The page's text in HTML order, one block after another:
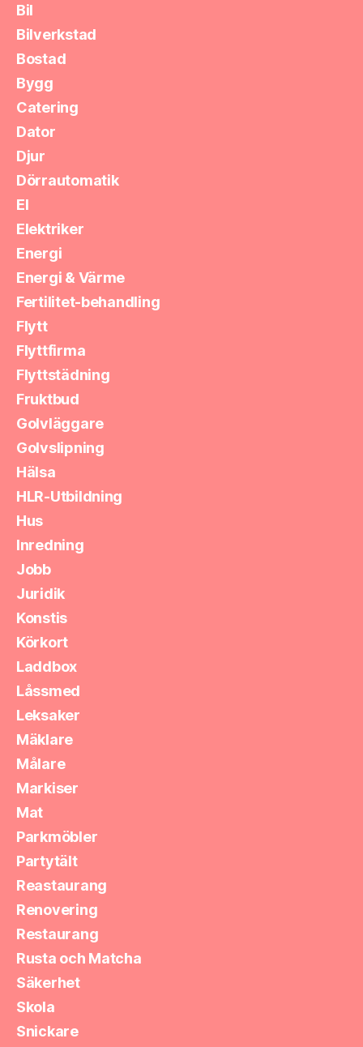
Bil
Bilverkstad
Bostad
Bygg
Catering
Dator
Djur
Dörrautomatik
El
Elektriker
Energi
Energi & Värme
Fertilitet-behandling
Flytt
Flyttfirma
Flyttstädning
Fruktbud
Golvläggare
Golvslipning
Hälsa
HLR-Utbildning
Hus
Inredning
Jobb
Juridik
Konstis
Körkort
Laddbox
Låssmed
Leksaker
Mäklare
Målare
Markiser
Mat
Parkmöbler
Partytält
Reastaurang
Renovering
Restaurang
Rusta och Matcha
Säkerhet
Skola
Snickare